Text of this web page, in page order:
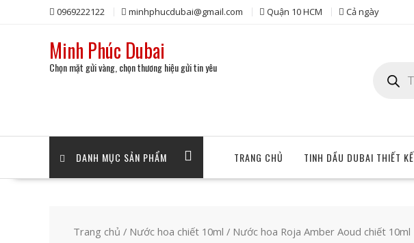
0969222122 minhphucdubai@gmail.com Quận 10 HCM Cả ngày
Minh Phúc Dubai
Chọn mặt gửi vàng, chọn thương hiệu gửi tin yêu
kiếm
sản
DANH MỤC SẢN PHẨM TRANG CHỦ TINH DẦU DUBAI THIẾT KẾ
Trang chủ / Nước hoa chiết 10ml / Nước hoa Roja Amber Aoud chiết 10ml